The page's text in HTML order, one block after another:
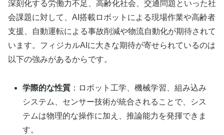
深刻化する労働力不足、高齢化社会、交通問題といった社
会課題に対して、AI搭載ロボットによる現場作業や高齢者
支援、自動運転による事故削減や物流自動化が期待されて
います。フィジカルAIに大きな期待が寄せられているのは
以下の強みがあるからです。
学際的な性質 ：ロボット工学、機械学習、組み込み
システム、センサー技術が統合されることで、シス
テムは物理的な操作に加え、推論能力を発揮できま
す。